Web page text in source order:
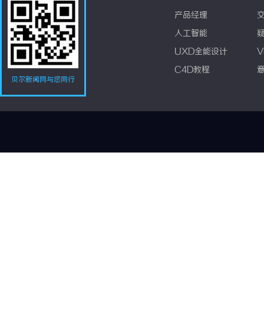
贝尔新闻网与您同行
产品经理
人工智能
UXD全能设计
C4D教程